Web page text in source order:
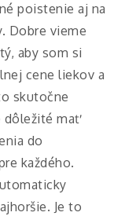
poistenie aj na
Dobre vieme
aby som si
cene liekov a
skutočne
dôležité mať
do
každého.
Je to